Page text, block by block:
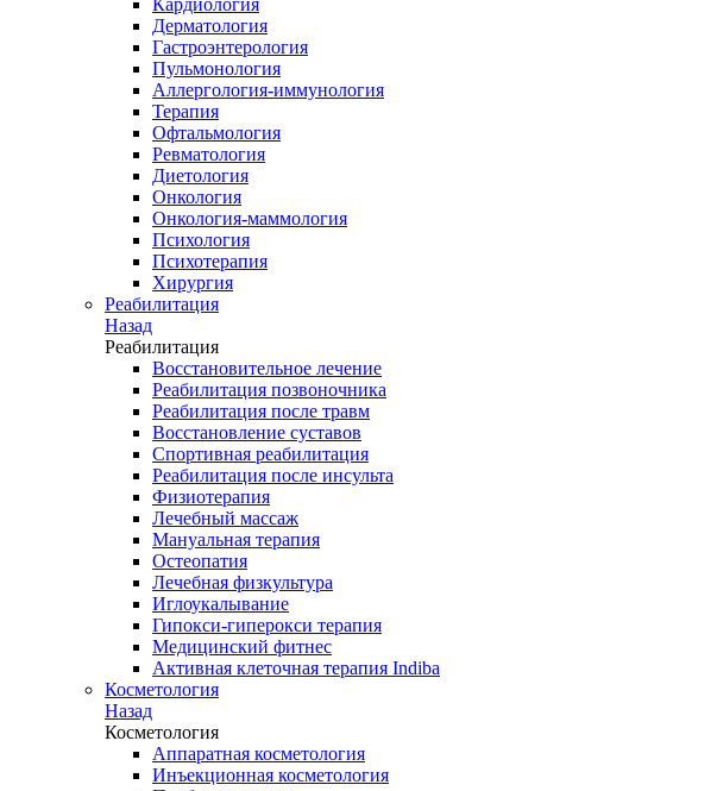
Кардиология
Дерматология
Гастроэнтерология
Пульмонология
Аллергология-иммунология
Терапия
Офтальмология
Ревматология
Диетология
Онкология
Онкология-маммология
Психология
Психотерапия
Хирургия
Реабилитация
Назад
Реабилитация
Восстановительное лечение
Реабилитация позвоночника
Реабилитация после травм
Восстановление суставов
Спортивная реабилитация
Реабилитация после инсульта
Физиотерапия
Лечебный массаж
Мануальная терапия
Остеопатия
Лечебная физкультура
Иглоукалывание
Гипокси-гиперокси терапия
Медицинский фитнес
Активная клеточная терапия Indiba
Косметология
Назад
Косметология
Аппаратная косметология
Инъекционная косметология